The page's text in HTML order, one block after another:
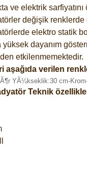
ve elektrik
değişik
elektro statik
dayanım
etkilenmemektedir.
aşağıda verilen
Teknik